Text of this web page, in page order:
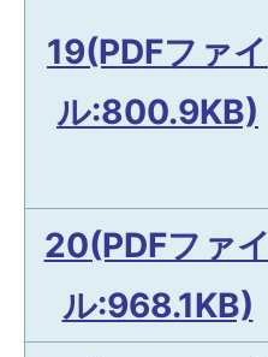
19(PDFファイ
ル:800.9KB)
20(PDFファイ
ル:968.1KB)